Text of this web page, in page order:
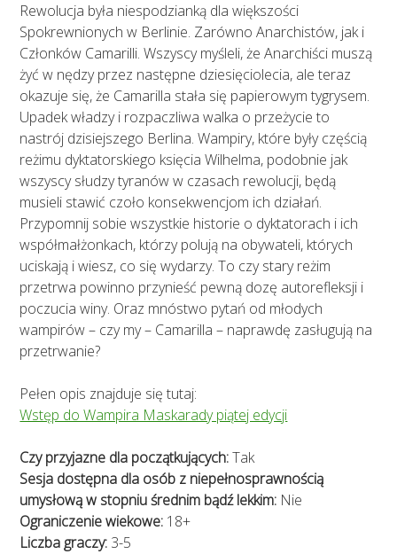
Rewolucja była niespodzianką dla większości
Spokrewnionych w Berlinie. Zarówno Anarchistów, jak i
Członków Camarilli. Wszyscy myśleli, że Anarchiści muszą
żyć w nędzy przez następne dziesięciolecia, ale teraz
okazuje się, że Camarilla stała się papierowym tygrysem.
Upadek władzy i rozpaczliwa walka o przeżycie to
nastrój dzisiejszego Berlina. Wampiry, które były częścią
reżimu dyktatorskiego księcia Wilhelma, podobnie jak
wszyscy słudzy tyranów w czasach rewolucji, będą
musieli stawić czoło konsekwencjom ich działań.
Przypomnij sobie wszystkie historie o dyktatorach i ich
współmałżonkach, którzy polują na obywateli, których
uciskają i wiesz, co się wydarzy. To czy stary reżim
przetrwa powinno przynieść pewną dozę autorefleksji i
poczucia winy. Oraz mnóstwo pytań od młodych
wampirów – czy my – Camarilla – naprawdę zasługują na
przetrwanie?
Pełen opis znajduje się tutaj:
Wstęp do Wampira Maskarady piątej edycji
Czy przyjazne dla początkujących:Tak
Sesja dostępna dla osób z niepełnosprawnością
umysłową w stopniu średnim bądź lekkim: Nie
Ograniczenie wiekowe: 18+
Liczba graczy: 3-5